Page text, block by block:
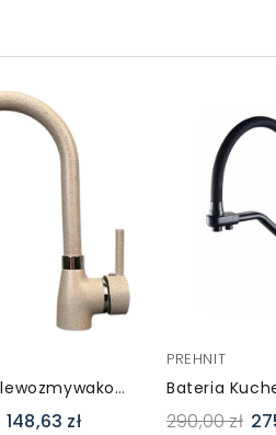
Bateria Zlewozmywakowa NOON Beż
148,63 zł
PREHNIT
290,00 zł